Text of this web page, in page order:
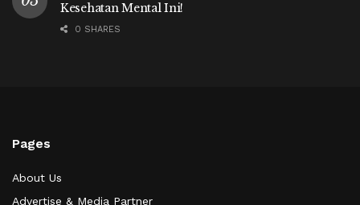
Kesehatan Mental Ini!
0 SHARES
Pages
About Us
Advertise & Media Partner